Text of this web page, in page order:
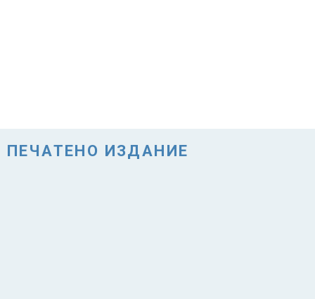
ПЕЧАТЕНО ИЗДАНИЕ